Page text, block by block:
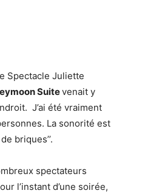
Spectacle Juliette
Suitevenait y
J’ai été vraiment
La sonorité est
briques’’.
spectateurs
l’instant d’une soirée,